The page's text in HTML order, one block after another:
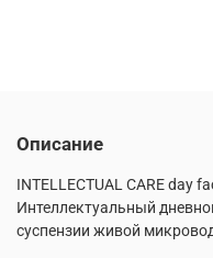
Описание
INTELLECTUAL CARE day
Интеллектуальный
суспензии живой